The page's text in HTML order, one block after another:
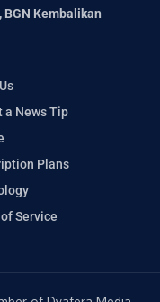
BGN Kembalikan
a News Tip
Plans
Service